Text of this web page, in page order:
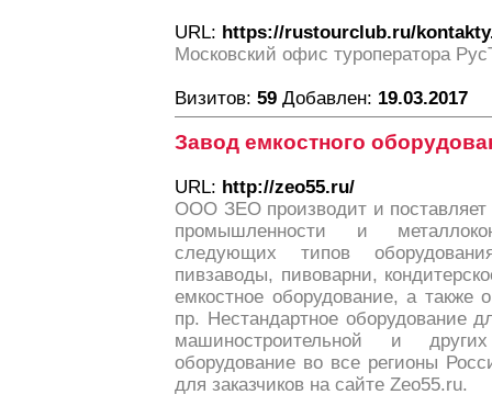
URL: https://rustourclub.ru/
Московский офис туроператора
Визитов: 59 Добавлен: 19.03.2017
Завод емкостного
URL: http://zeo55.ru/
ООО ЗЕО производит и
промышленности и
следующих типов
пивзаводы, пивоварни,
емкостное оборудование, а также
пр. Нестандартное оборудование
машиностроительной и
оборудование во все регионы
для заказчиков на сайте Zeo55.ru.